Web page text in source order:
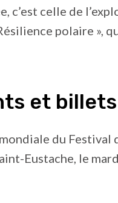
c’est celle de
polaire »,
et billets
du
Eustache, le